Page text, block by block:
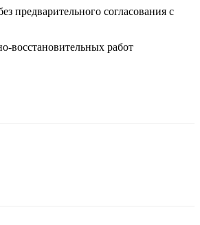
предварительного согласования с
восстановительных работ